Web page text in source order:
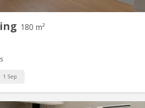
180 m²
1 Sep